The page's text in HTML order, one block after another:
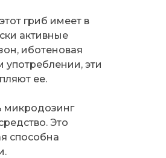
гриб имеет в
активные
иботеновая
эти
ее.
микродозинг
Это
способна